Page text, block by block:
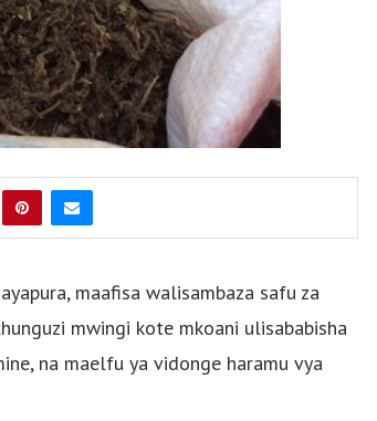
maafisa walisambaza safu za
mwingi kote mkoani ulisababisha
na maelfu ya vidonge haramu vya